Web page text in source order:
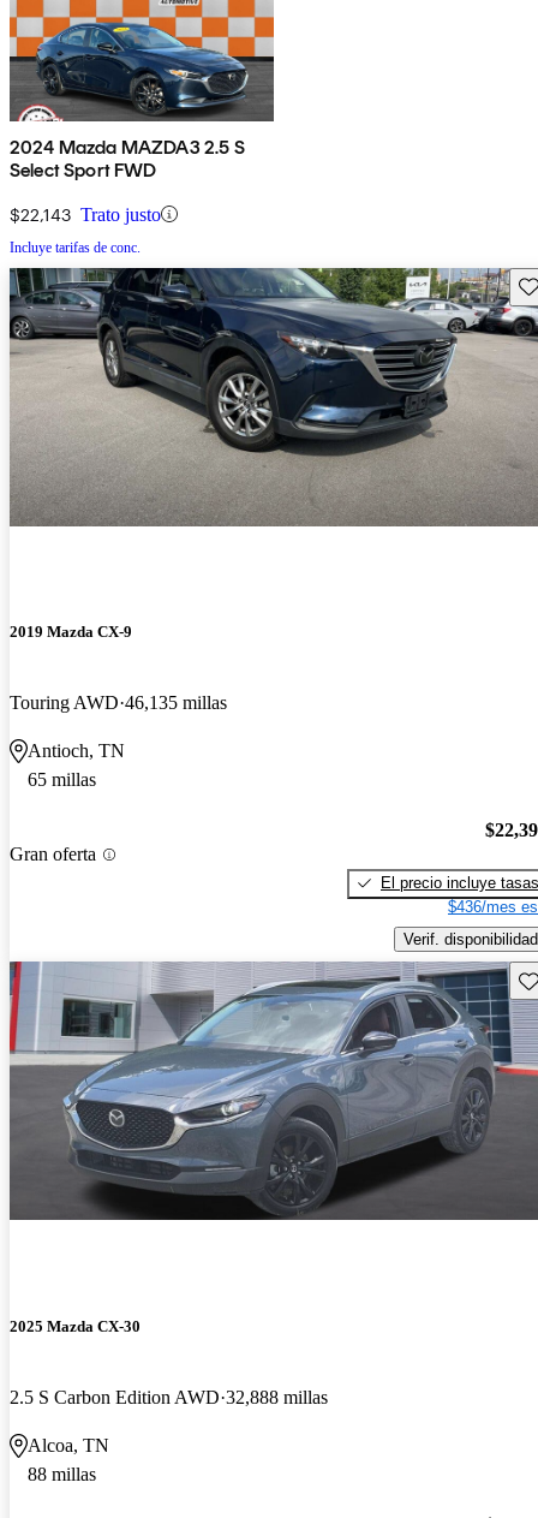
2024 Mazda MAZDA3 2.5 S
Select Sport FWD
$22,143 Trato justo
Incluye tarifas de conc.
2019 Mazda CX-9
Touring AWD 46,135 millas
Antioch, TN
65 millas
Gran oferta
El precio incluye tasas
$436/mes
Verif. disponibilidad
2025 Mazda CX-30
2.5 S Carbon Edition AWD 32,888 millas
Alcoa, TN
88 millas